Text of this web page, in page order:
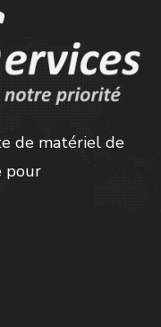
de matériel de
pour